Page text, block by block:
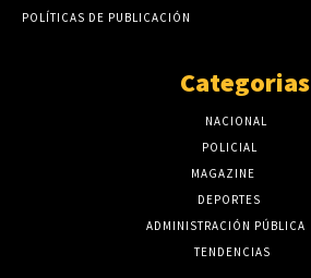
POLÍTICAS DE PUBLICACIÓN
Categorias
NACIONAL
POLICIAL
MAGAZINE
DEPORTES
ADMINISTRACIÓN PÚBLICA
TENDENCIAS